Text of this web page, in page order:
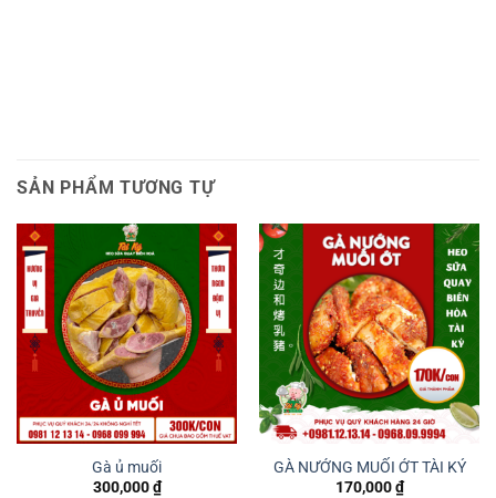
SẢN PHẨM TƯƠNG TỰ
Gà ủ muối
300,000₫
GÀ NƯỚNG MUỐI ỚT TÀI KÝ
170,000₫